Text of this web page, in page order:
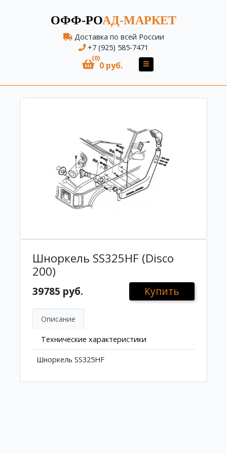
ОФФ-РОАД-МАРКЕТ
Доставка по всей России
+7 (925) 585-7471
(0)
0 руб.
Шноркель SS325HF (Disco
200)
39785 руб. Купить
Описание
Технические характеристики
Шноркель SS325HF